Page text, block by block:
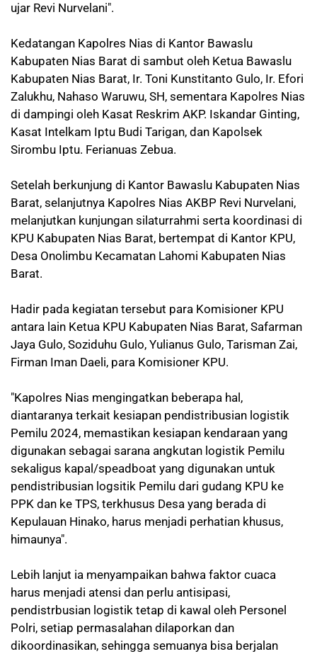
ujar Revi Nurvelani".
Kedatangan Kapolres Nias di Kantor Bawaslu
Kabupaten Nias Barat di sambut oleh Ketua Bawaslu
Kabupaten Nias Barat, Ir. Toni Kunstitanto Gulo, Ir. Efori
Zalukhu, Nahaso Waruwu, SH, sementara Kapolres Nias
di dampingi oleh Kasat Reskrim AKP. Iskandar Ginting,
Kasat Intelkam Iptu Budi Tarigan, dan Kapolsek
Sirombu Iptu. Ferianuas Zebua.
Setelah berkunjung di Kantor Bawaslu Kabupaten Nias
Barat, selanjutnya Kapolres Nias AKBP Revi Nurvelani,
melanjutkan kunjungan silaturrahmi serta koordinasi di
KPU Kabupaten Nias Barat, bertempat di Kantor KPU,
Desa Onolimbu Kecamatan Lahomi Kabupaten Nias
Barat.
Hadir pada kegiatan tersebut para Komisioner KPU
antara lain Ketua KPU Kabupaten Nias Barat, Safarman
Jaya Gulo, Soziduhu Gulo, Yulianus Gulo, Tarisman Zai,
Firman Iman Daeli, para Komisioner KPU.
"Kapolres Nias mengingatkan beberapa hal,
diantaranya terkait kesiapan pendistribusian logistik
Pemilu 2024, memastikan kesiapan kendaraan yang
digunakan sebagai sarana angkutan logistik Pemilu
sekaligus kapal/speadboat yang digunakan untuk
pendistribusian logsitik Pemilu dari gudang KPU ke
PPK dan ke TPS, terkhusus Desa yang berada di
Kepulauan Hinako, harus menjadi perhatian khusus,
himaunya".
Lebih lanjut ia menyampaikan bahwa faktor cuaca
harus menjadi atensi dan perlu antisipasi,
pendistrbusian logistik tetap di kawal oleh Personel
Polri, setiap permasalahan dilaporkan dan
dikoordinasikan, sehingga semuanya bisa berjalan